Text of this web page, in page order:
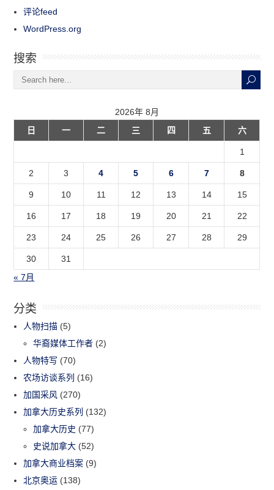
评论feed
WordPress.org
搜索
2026年 8月
日
一 二 三 四 五 六
1
2 3 4 5 6 7 8
9 10 11 12 13 14 15
16 17 18 19 20 21 22
23 24 25 26 27 28 29
30
31
« 7月
分类
人物扫描 (5)
华裔媒体工作者 (2)
人物特写 (70)
农场访谈系列 (16)
加国采风 (270)
加拿大历史系列 (132)
加拿大历史 (77)
史说加拿大 (52)
加拿大商业档案 (9)
北京奥运 (138)